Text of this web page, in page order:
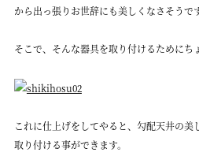
から出っ張りお世辞にも美しくなさそうです
そこで、そんな器具を取り付けるためにち
これに仕上げをしてやると、勾配天井の美
取り付ける事ができます。